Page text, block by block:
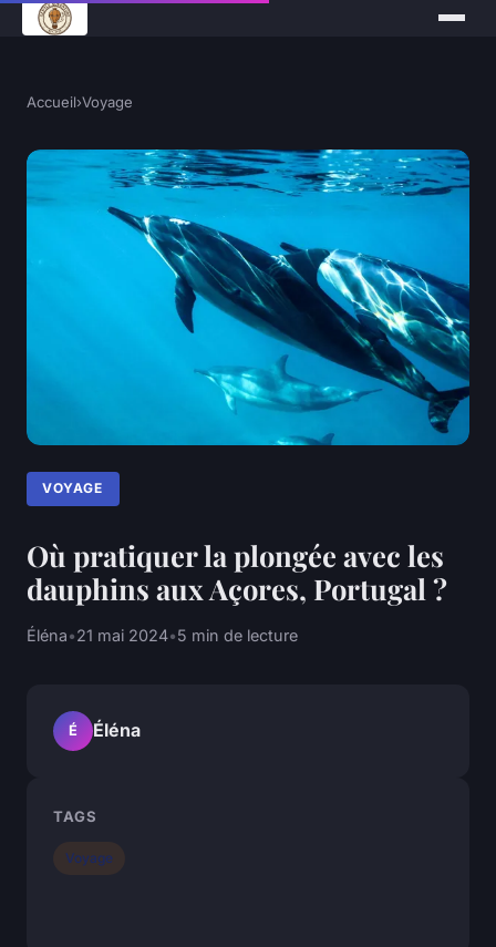
Accueil›Voyage
VOYAGE
Où pratiquer la plongée avec les
dauphins aux Açores, Portugal ?
Éléna•21 mai 2024•5 min de lecture
É Éléna
TAGS
Voyage